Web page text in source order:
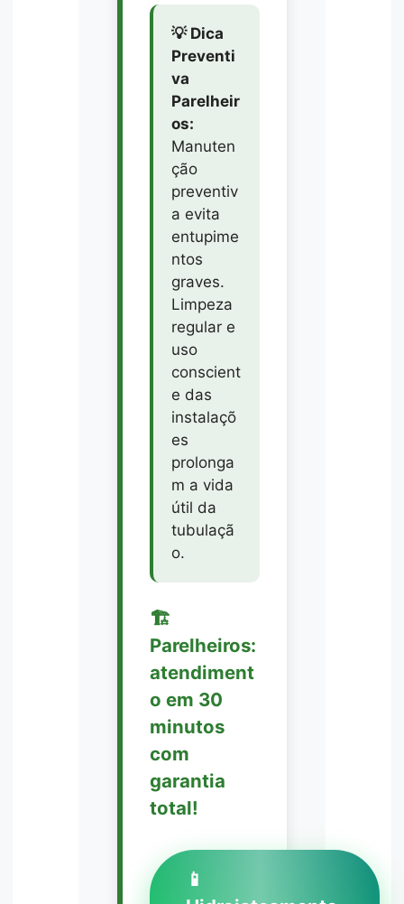
💡 Dica
Preventi
va
Parelheir
os:
Manuten
ção
preventiv
a evita
entupime
ntos
graves.
Limpeza
regular e
uso
conscient
e das
instalaçõ
es
prolonga
m a vida
útil da
tubulaçã
o.
🏗️
Parelheiros:
atendiment
o em 30
minutos
com
garantia
total!
📱